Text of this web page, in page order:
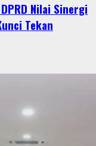
Nilai Sinergi
Tekan